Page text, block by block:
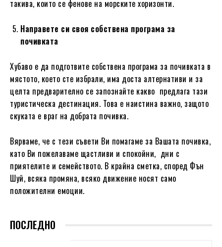
такива, които се фенове на морските хоризонти.
Направете си своя собствена програма за
почивката
Хубаво е да подготвите собствена програма за почивката в
мястото, което сте избрали, има доста алтернативи и за
целта предварително се запознайте какво предлага тази
туристическа дестинация. Това е наистина важно, защото
скуката е враг на добрата почивка.
Вярваме, че с тези съвети Ви помагаме за Вашата почивка,
като Ви пожелаваме щастливи и спокойни, дни с
приятелите и семейството. В крайна сметка, според Фън
Шуй, всяка промяна, всяко движение носят само
положителни емоции.
ПОСЛЕДНО